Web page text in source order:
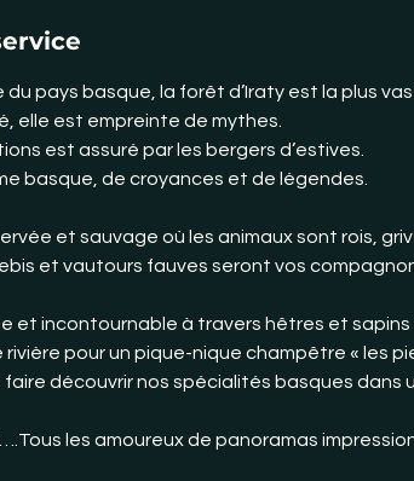
pays basque, la forêt d’Iraty est la plus
elle est empreinte de mythes.
est assuré par les bergers d’estives.
basque, de croyances et de légendes.
et sauvage où les animaux sont rois,
et vautours fauves seront vos
et incontournable à travers hêtres et sapins
rivière pour un pique-nique champêtre « les
faire découvrir nos spécialités basques dans
les amoureux de panoramas